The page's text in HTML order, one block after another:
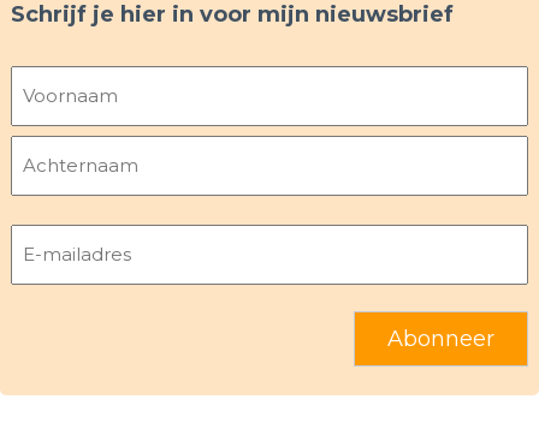
Schrijf je hier in voor mijn nieuwsbrief
Naam
Achternaam
E-
mailadres